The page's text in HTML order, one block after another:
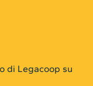
di Legacoop su